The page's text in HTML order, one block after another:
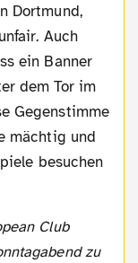
Auch
ein Banner
dem Tor im
Gegenstimme
mächtig und
besuchen
zu